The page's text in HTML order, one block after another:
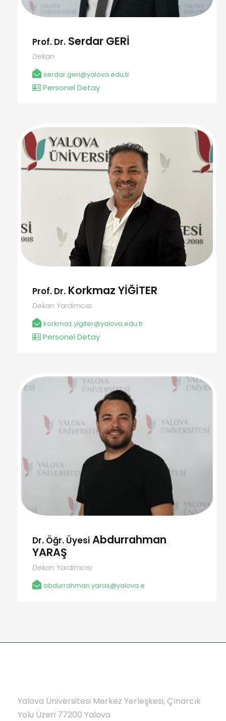
Prof. Dr. Serdar GERİ
Dekan
serdar.geri@yalova.edu.tr
Personel Detay
Prof. Dr. Korkmaz YİĞİTER
Dekan Yardımcısı
korkmaz.yigiter@yalova.edu.tr
Personel Detay
Dr. Öğr. Üyesi Abdurrahman
YARAŞ
Dekan Yardımcısı
abdurrahman.yaras@yalova.edu.tr
Yalova Üniversitesi Merkez Yerleşkesi, Çınarcık
Yolu Üzeri 77200 Yalova